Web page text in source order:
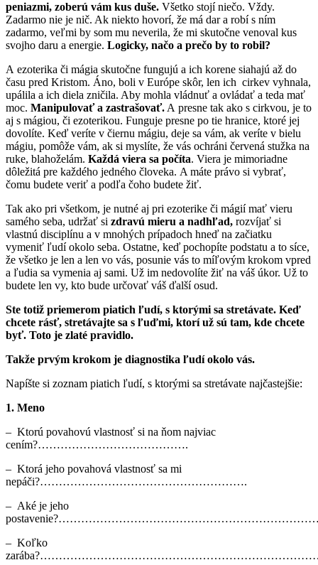
peniazmi, zoberú vám kus duše. Všetko stojí niečo. Vždy.
Zadarmo nie je nič. Ak niekto hovorí, že má dar a robí s ním
zadarmo, veľmi by som mu neverila, že mi skutočne venoval kus
svojho daru a energie. Logicky, načo a prečo by to robil?
A ezoterika či mágia skutočne fungujú a ich korene siahajú až do
času pred Kristom. Áno, boli v Európe skôr, len ich cirkev vyhnala,
upálila a ich diela zničila. Aby mohla vládnuť a ovládať a teda mať
moc. Manipulovať a zastrašovať. A presne tak ako s cirkvou, je to
aj s mágiou, či ezoterikou. Funguje presne po tie hranice, ktoré jej
dovolíte. Keď veríte v čiernu mágiu, deje sa vám, ak veríte v bielu
mágiu, pomôže vám, ak si myslíte, že vás ochráni červená stužka na
ruke, blahoželám. Každá viera sa počíta. Viera je mimoriadne
dôležitá pre každého jedného človeka. A máte právo si vybrať,
čomu budete veriť a podľa čoho budete žiť.
Tak ako pri všetkom, je nutné aj pri ezoterike či mágií mať vieru
samého seba, udržať si zdravú mieru a nadhľad, rozvíjať si
vlastnú disciplínu a v mnohých prípadoch hneď na začiatku
vymeniť ľudí okolo seba. Ostatne, keď pochopíte podstatu a to síce,
že všetko je len a len vo vás, posunie vás to míľovým krokom vpred
a ľudia sa vymenia aj sami. Už im nedovolíte žiť na váš úkor. Už to
budete len vy, kto bude určovať váš ďalší osud.
Ste totiž priemerom piatich ľudí, s ktorými sa stretávate. Keď
chcete rásť, stretávajte sa s ľuďmi, ktorí už sú tam, kde chcete
byť. Toto je zlaté pravidlo.
Takže prvým krokom je diagnostika ľudí okolo vás.
Napíšte si zoznam piatich ľudí, s ktorými sa stretávate najčastejšie:
1. Meno
– Ktorú povahovú vlastnosť si na ňom najviac
cením?………………………………….
– Ktorá jeho povahová vlastnosť sa mi
nepáči?……………………………………………….
– Aké je jeho
– Koľko